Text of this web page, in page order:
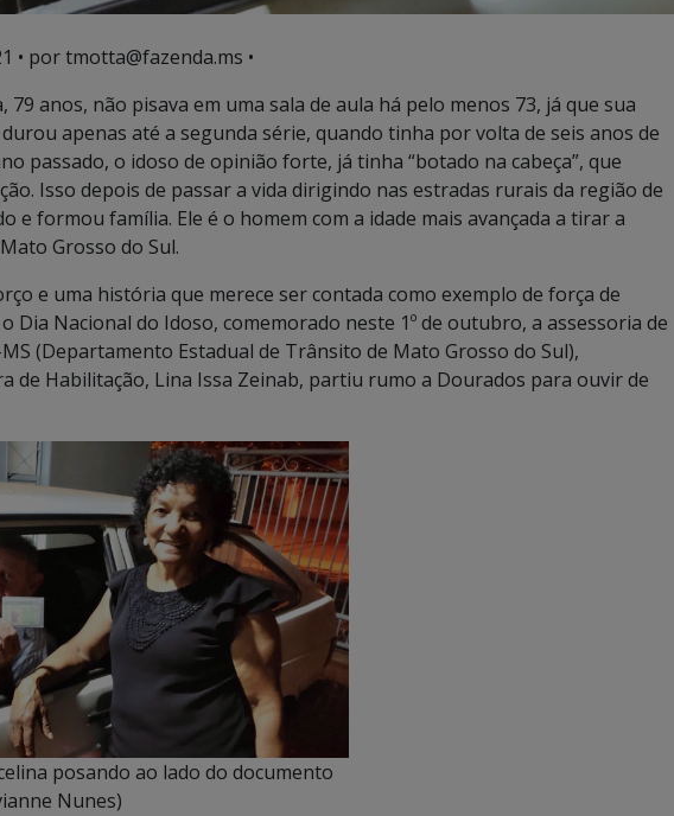
• por tmotta@fazenda.ms •
79 anos, não pisava em uma sala de aula há pelo menos 73, já que sua
apenas até a segunda série, quando tinha por volta de seis anos de
passado, o idoso de opinião forte, já tinha “botado na cabeça”, que
Isso depois de passar a vida dirigindo nas estradas rurais da região de
e formou família. Ele é o homem com a idade mais avançada a tirar a
Grosso do Sul.
e uma história que merece ser contada como exemplo de força de
Dia Nacional do Idoso, comemorado neste 1º de outubro, a assessoria de
(Departamento Estadual de Trânsito de Mato Grosso do Sul),
de Habilitação, Lina Issa Zeinab, partiu rumo a Dourados para ouvir de
posando ao lado do documento
Nunes)